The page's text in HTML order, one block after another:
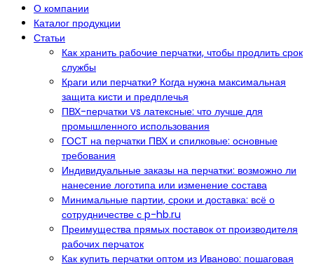
О компании
Каталог продукции
Статьи
Как хранить рабочие перчатки, чтобы продлить срок
службы
Краги или перчатки? Когда нужна максимальная
защита кисти и предплечья
ПВХ-перчатки vs латексные: что лучше для
промышленного использования
ГОСТ на перчатки ПВХ и спилковые: основные
требования
Индивидуальные заказы на перчатки: возможно ли
нанесение логотипа или изменение состава
Минимальные партии, сроки и доставка: всё о
сотрудничестве с p-hb.ru
Преимущества прямых поставок от производителя
рабочих перчаток
Как купить перчатки оптом из Иваново: пошаговая